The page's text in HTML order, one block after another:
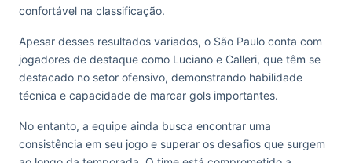
confortável na classificação.
Apesar desses resultados variados, o São Paulo conta com
jogadores de destaque como Luciano e Calleri, que têm se
destacado no setor ofensivo, demonstrando habilidade
técnica e capacidade de marcar gols importantes.
No entanto, a equipe ainda busca encontrar uma
consistência em seu jogo e superar os desafios que surgem